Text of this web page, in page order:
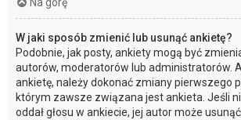
Na górę
W jaki sposób zmienić lub usunąć ankietę?
Podobnie, jak posty, ankiety mogą być
autorów, moderatorów lub administratorów.
ankietę, należy dokonać zmiany pierwszego
którym zawsze związana jest ankieta. Jeśli
oddał głosu w ankiecie, jej autor może